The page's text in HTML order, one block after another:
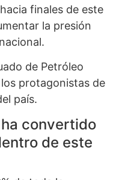
finales de este
la presión
de Petróleo
protagonistas de
país.
ha convertido
de este